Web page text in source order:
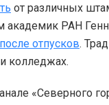
от различных
РАН
отпусков.
колледжах.
«Северного